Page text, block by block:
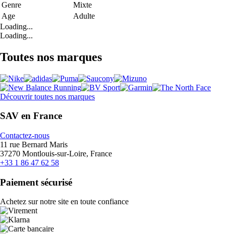
Genre
Mixte
Age
Adulte
Loading...
Loading...
Toutes nos marques
Découvrir toutes nos marques
SAV en France
Contactez-nous
11 rue Bernard Maris
37270 Montlouis-sur-Loire, France
+33 1 86 47 62 58
Paiement sécurisé
Achetez sur notre site en toute confiance